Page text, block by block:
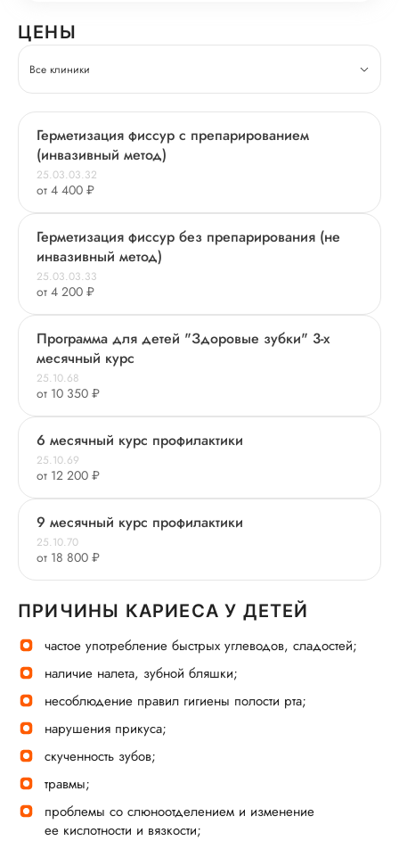
ЦЕНЫ
Все клиники
Герметизация фиссур с препарированием
(инвазивный метод)
25.03.03.32
от 4 400 ₽
Герметизация фиссур без препарирования (не
инвазивный метод)
25.03.03.33
от 4 200 ₽
Программа для детей "Здоровые зубки" 3-х
месячный курс
25.10.68
от 10 350 ₽
6 месячный курс профилактики
25.10.69
от 12 200 ₽
9 месячный курс профилактики
25.10.70
от 18 800 ₽
ПРИЧИНЫ КАРИЕСА У ДЕТЕЙ
частое употребление быстрых углеводов, сладостей;
наличие налета, зубной бляшки;
несоблюдение правил гигиены полости рта;
нарушения прикуса;
скученность зубов;
травмы;
проблемы со слюноотделением и изменение
ее кислотности и вязкости;